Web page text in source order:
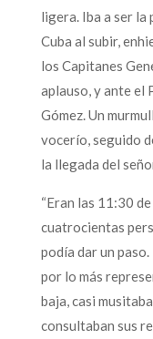
ligera. Iba a ser la
Cuba al subir,
los Capitanes
aplauso, y ante el
Gómez. Un
vocerío, seguido
la llegada del
“Eran las 11:30
cuatrocientas
podía dar un
por lo más
baja, casi
consultaban sus